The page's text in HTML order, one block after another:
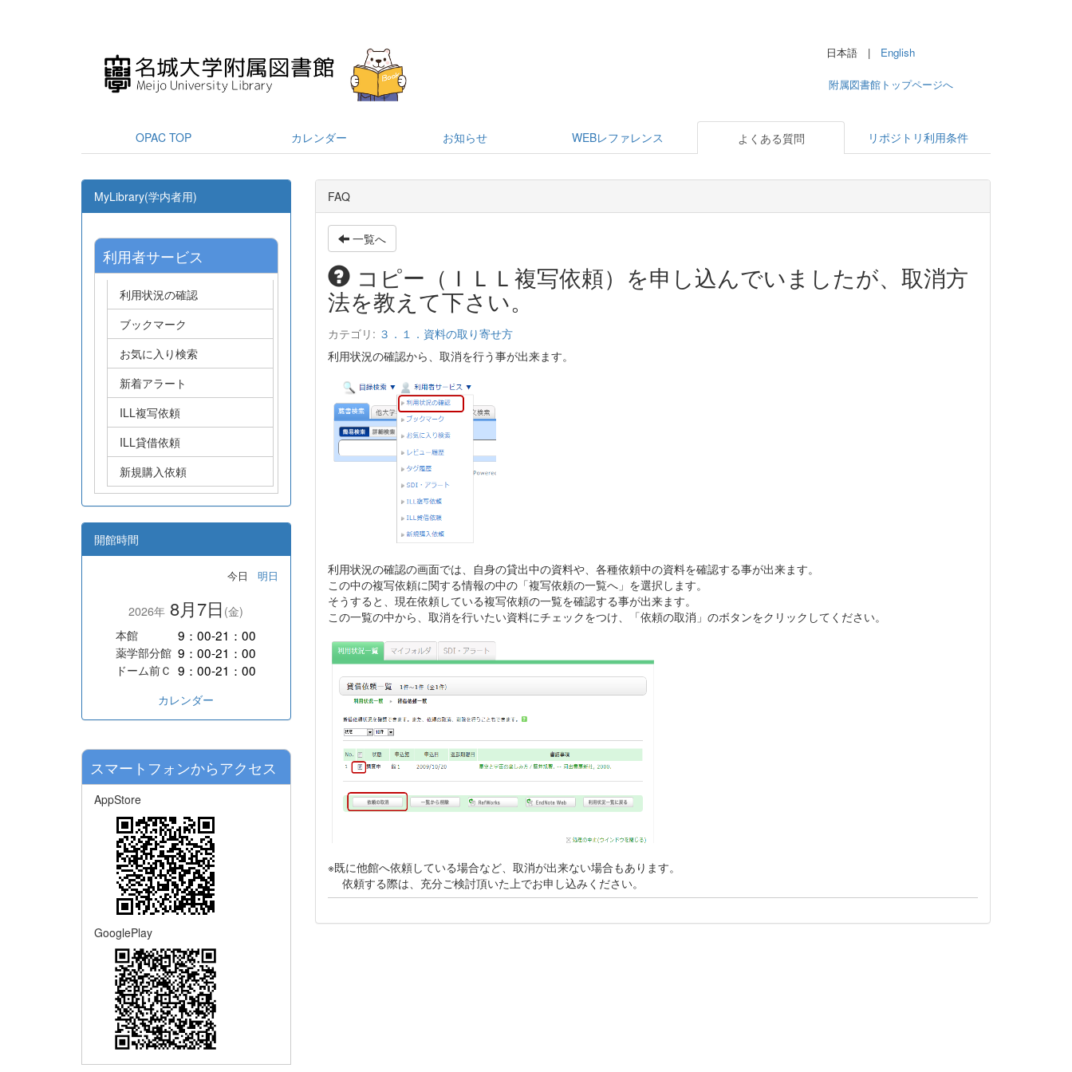
日本語 | English
附属図書館トップページへ
OPAC TOP カレンダー お知らせ WEBレファレンス よくある質問 リポジトリ利用条件
FAQ
一覧へ
コピー（ＩＬＬ複写依頼）を申し込んでいましたが、取消方
法を教えて下さい。
カテゴリ: ３．１．資料の取り寄せ方
利用状況の確認から、取消を行う事が出来ます。
利用状況の確認の画面では、自身の貸出中の資料や、各種依頼中の資料を確認する事が出来ます。
この中の複写依頼に関する情報の中の「複写依頼の一覧へ」を選択します。
そうすると、現在依頼している複写依頼の一覧を確認する事が出来ます。
この一覧の中から、取消を行いたい資料にチェックをつけ、「依頼の取消」のボタンをクリックしてください。
※既に他館へ依頼している場合など、取消が出来ない場合もあります。
依頼する際は、充分ご検討頂いた上でお申し込みください。
MyLibrary(学内者用)
利用者サービス
利用状況の確認
ブックマーク
お気に入り検索
新着アラート
ILL複写依頼
ILL貸借依頼
新規購入依頼
開館時間
今日 明日
2026年 8月7日 (金)
本館
9：00-21：00
薬学部分館 9：00-21：00
ドーム前Ｃ 9：00-21：00
カレンダー
スマートフォンからアクセス
AppStore
GooglePlay